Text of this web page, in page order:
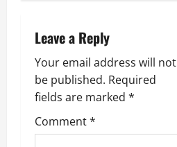
i
g
a
t
Leave a Reply
Your email address will not
be published. Required
fields are marked *
Comment*